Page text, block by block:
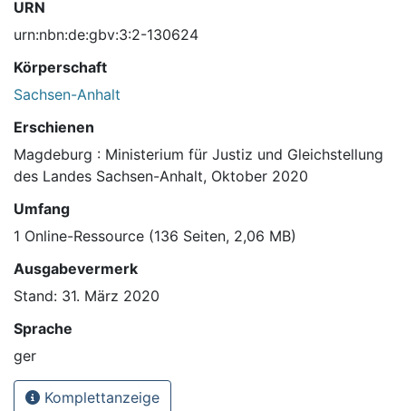
URN
urn:nbn:de:gbv:3:2-130624
Körperschaft
Sachsen-Anhalt
Erschienen
Magdeburg : Ministerium für Justiz und Gleichstellung
des Landes Sachsen-Anhalt, Oktober 2020
Umfang
1 Online-Ressource (136 Seiten, 2,06 MB)
Ausgabevermerk
Stand: 31. März 2020
Sprache
ger
Komplettanzeige